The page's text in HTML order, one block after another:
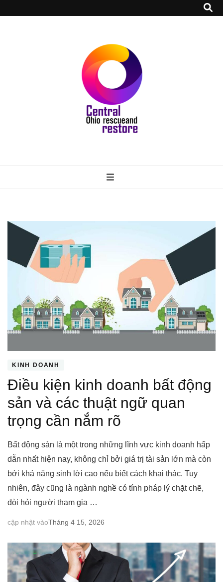
KINH DOANH
Điều kiện kinh doanh bất động
sản và các thuật ngữ quan
trọng cần nắm rõ
Bất động sản là một trong những lĩnh vực kinh doanh hấp
dẫn nhất hiện nay, không chỉ bởi giá trị tài sản lớn mà còn
bởi khả năng sinh lời cao nếu biết cách khai thác. Tuy
nhiên, đây cũng là ngành nghề có tính pháp lý chặt chẽ,
đòi hỏi người tham gia …
cập nhật vàoTháng 4 15, 2026